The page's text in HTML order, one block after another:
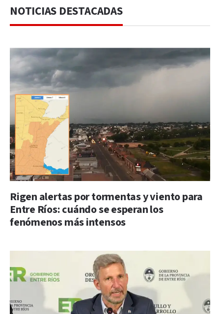
NOTICIAS DESTACADAS
Rigen alertas por tormentas y viento para
Entre Ríos: cuándo se esperan los
fenómenos más intensos